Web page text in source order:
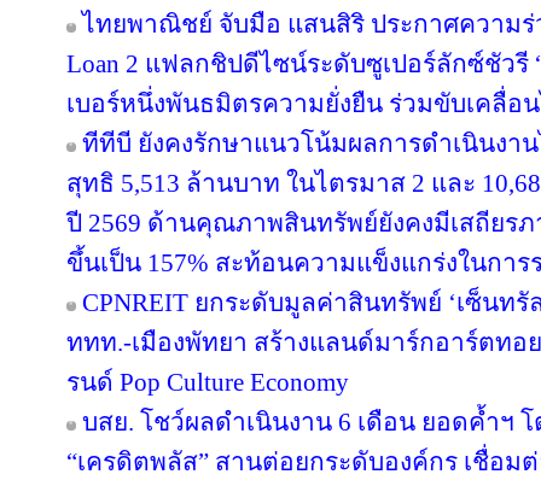
ไทยพาณิชย์ จับมือ แสนสิริ ประกาศความร่
Loan 2 แฟลกชิปดีไซน์ระดับซูเปอร์ลักซ์ชัว
เบอร์หนึ่งพันธมิตรความยั่งยืน ร่วมขับเคลื่อ
ทีทีบี ยังคงรักษาแนวโน้มผลการดำเนินงา
สุทธิ 5,513 ล้านบาท ในไตรมาส 2 และ
ปี 2569 ด้านคุณภาพสินทรัพย์ยังคงมีเสถียรภ
ขึ้นเป็น 157% สะท้อนความแข็งแกร่งในการ
CPNREIT ยกระดับมูลค่าสินทรัพย์ ‘เซ็นทรั
ททท.-เมืองพัทยา สร้างแลนด์มาร์กอาร์ตทอ
รนด์ Pop Culture Economy
บสย. โชว์ผลดำเนินงาน 6 เดือน ยอดค้ำฯ
“เครดิตพลัส” สานต่อยกระดับองค์กร เชื่อมต่